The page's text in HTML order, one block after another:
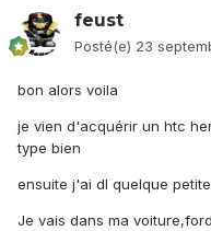
feust
Posté(e) 23
bon alors voila
je vien d'acquérir un htc
type bien
ensuite j'ai dl quelque
Je vais dans ma